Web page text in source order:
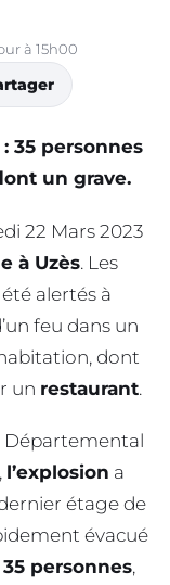
à 15h00
35 personnes
un grave.
22 Mars 2023
à Uzès. Les
alertés à
feu dans un
dont
un restaurant.
Départemental
l’explosion a
étage de
évacué
35 personnes,